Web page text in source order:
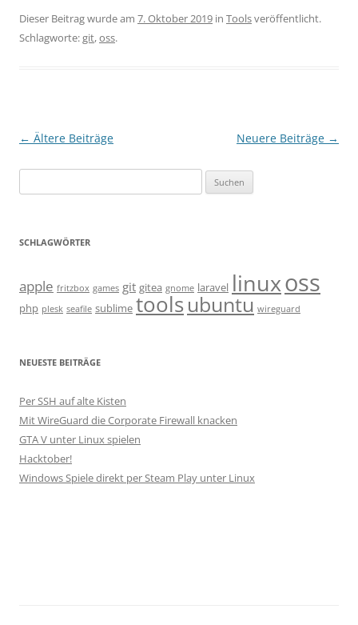
Dieser Beitrag wurde am 7. Oktober 2019 in Toolsveröffentlicht.
Schlagworte:git,oss.
Beitragsnavigation
← Ältere Beiträge Neuere Beiträge →
nach:
SCHLAGWÖRTER
apple fritzbox games git gitea gnome laravel linuxoss
php plesk seafile sublime tools ubuntu wireguard
NEUESTE BEITRÄGE
Per SSH auf alte Kisten
Mit WireGuard die Corporate Firewall knacken
GTA V unter Linux spielen
Hacktober!
Windows Spiele direkt per Steam Play unter Linux